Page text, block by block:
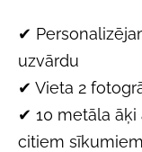
✔
uzvārdu
✔ Vieta 2
✔ 10 metāla āķi
citiem sīkumiem